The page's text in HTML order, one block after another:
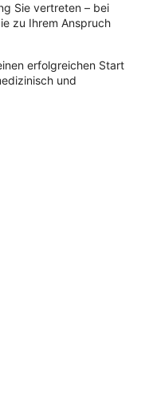
Sie vertreten – bei
zu Ihrem Anspruch
erfolgreichen Start
und